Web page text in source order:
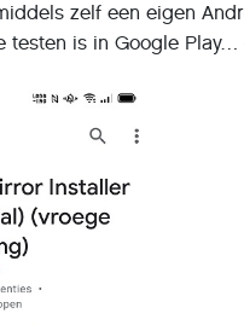
zelf een eigen
testen is in Google